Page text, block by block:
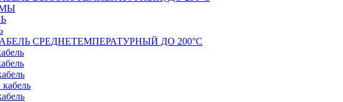
СРЕДНЕТЕМПЕРАТУРНЫЙ ДО 200°С